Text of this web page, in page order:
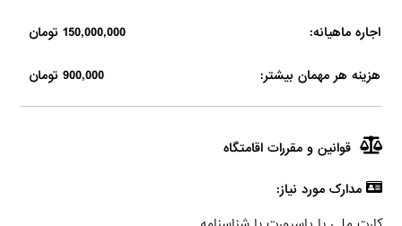
اجاره ماهیانه: 150,000,000 تومان
هزینه هر مهمان بیشتر: 900,000 تومان
قوانین و مقررات اقامتگاه
مدارک مورد نیاز: